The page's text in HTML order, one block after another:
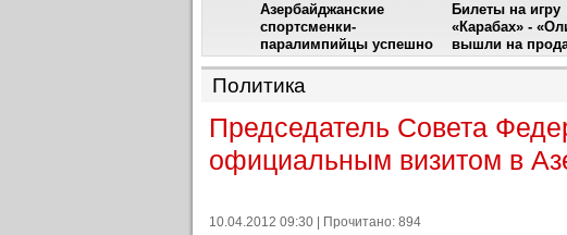
Азербайджанские
спортсменки-
паралимпийцы успешно
выступили на III
Международном
фестивале парашютного
Билеты на игру
«Карабах» -
вышли на
Политика
Председатель Совета
официальным визитом в
10.04.2012 09:30 | Прочитано: 894